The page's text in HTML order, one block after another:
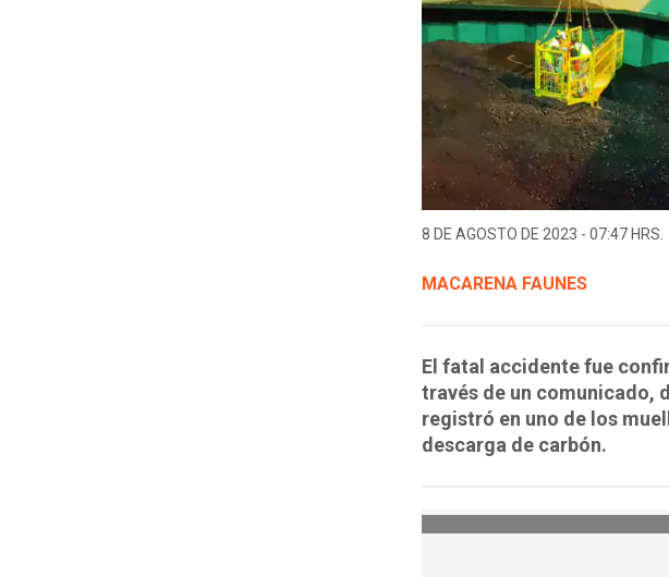
8 DE AGOSTO DE 2023 - 07:47 HRS.
MACARENA FAUNES
El fatal accidente fue
través de un comunicado,
registró en uno de los
descarga de carbón.